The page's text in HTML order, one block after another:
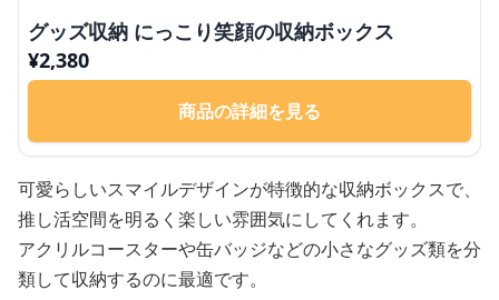
グッズ収納 にっこり笑顔の収納ボックス
¥2,380
商品の詳細を見る
可愛らしいスマイルデザインが特徴的な収納ボックスで、
推し活空間を明るく楽しい雰囲気にしてくれます。
アクリルコースターや缶バッジなどの小さなグッズ類を分
類して収納するのに最適です。